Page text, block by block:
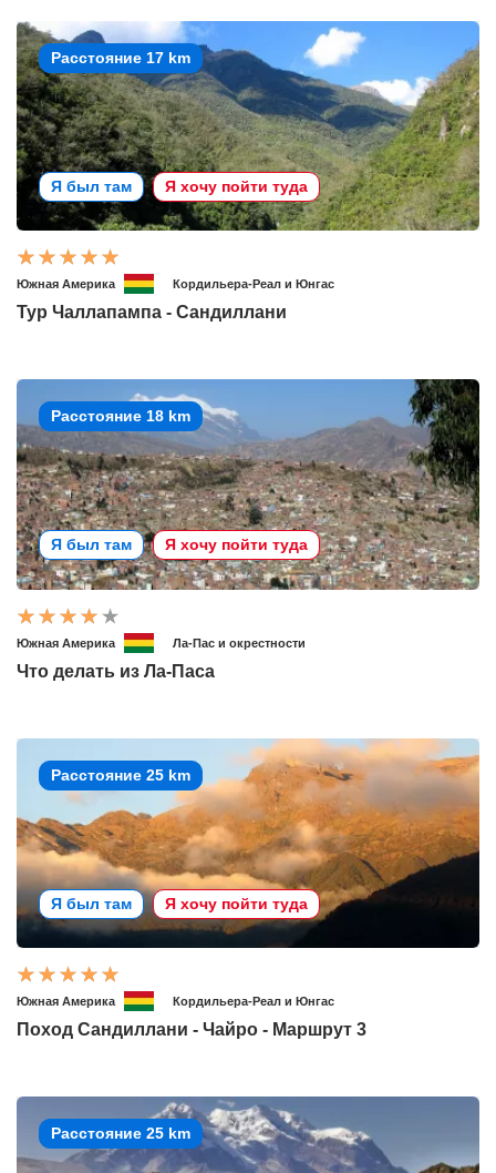
Расстояние 17 km
Я был там Я хочу пойти туда
Южная Америка Кордильера-Реал и Юнгас
Тур Чаллапампа - Сандиллани
Расстояние 18 km
Я был там Я хочу пойти туда
Южная Америка Ла-Пас и окрестности
Что делать из Ла-Паса
Расстояние 25 km
Я был там Я хочу пойти туда
Южная Америка Кордильера-Реал и Юнгас
Поход Сандиллани - Чайро - Маршрут 3
Расстояние 25 km